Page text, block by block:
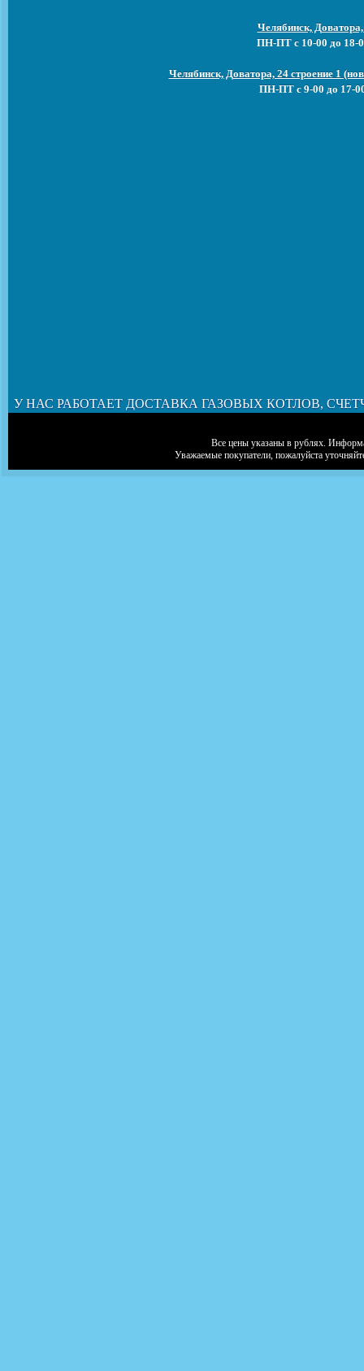
Челябинск,
ПН-ПТ с 10-00 до 18-
Челябинск, Доватора, 24 строение 1
ПН-ПТ с 9-00 до 17-
У НАС РАБОТАЕТ ДОСТАВКА ГАЗОВЫХ КОТЛОВ,
Все цены указаны в рублях.
Уважаемые покупатели, пожалуйста